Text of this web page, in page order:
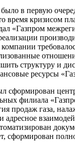
в первую
время кризисом
«Газпром
структуру и
ресурсы
сформирован
филиала
продаж газа,
адресное
сформирован